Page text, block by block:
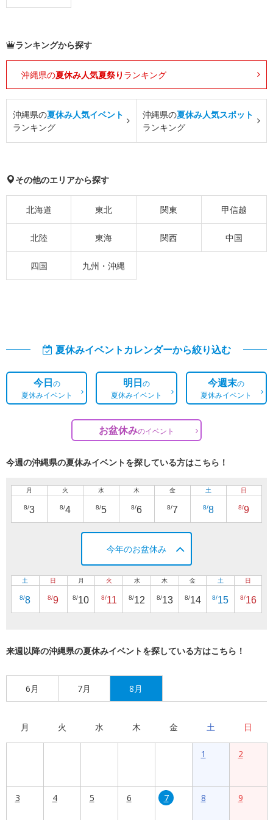
ランキングから探す
沖縄県の夏休み人気夏祭り ランキング
沖縄県の夏休み人気イベント
ランキング
沖縄県の夏休み人気スポット
ランキング
その他のエリアから探す
北海道 東北 関東 甲信越
北陸 東海 関西 中国
四国 九州・沖縄
夏休みイベントカレンダーから絞り込む
今日の
夏休みイベント
明日の
夏休みイベント
今週末の
夏休みイベント
お盆休みのイベント
今週の沖縄県の夏休みイベントを探している方はこちら！
月
8/3
火
8/4
水
8/5
木
8/6
金
8/7
土
8/8
日
8/9
今年のお盆休み
土
8/8
日
8/9
月
8/10
火
8/11
水
8/12
木
8/13
金
8/14
土
8/15
日
8/16
来週以降の沖縄県の夏休みイベントを探している方はこちら！
6月 7月 8月
月 火 水 木 金 土 日
1 2
3 4 5 6 7 8 9